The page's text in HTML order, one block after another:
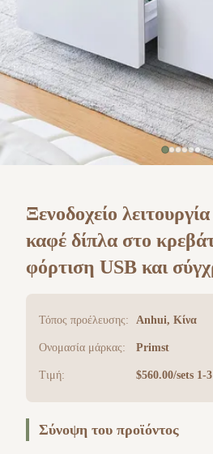
Ξενοδοχείο
καφέ δίπλα στο
φόρτιση USB και
Τόπος προέλευσης: Anhui, Κίνα
Ονομασία μάρκας: Primst
Τιμή: $560.00/sets 1-
Σύνοψη του προϊόντος